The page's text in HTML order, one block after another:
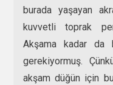
burada yaşayan
kuvvetli toprak
Akşama kadar da
gerekiyormuş.
akşam düğün için